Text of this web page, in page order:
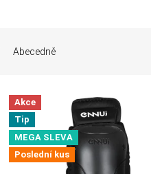
Abecedně
Akce
Tip
MEGA SLEVA
Poslední kus